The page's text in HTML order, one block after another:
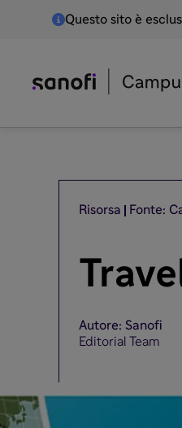
Questo sito è
Risorsa Fonte:
Autore: Sanofi
Editorial Team